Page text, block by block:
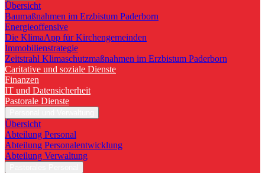
Übersicht
Baumaßnahmen im Erzbistum Paderborn
Energieoffensive
Die KlimaApp für Kirchengemeinden
Immobilienstrategie
Zeitstrahl Klimaschutzmaßnahmen im Erzbistum Paderborn
Caritative und soziale Dienste
Finanzen
IT und Datensicherheit
Pastorale Dienste
Übersicht
Abteilung Personal
Abteilung Personalentwicklung
Abteilung Verwaltung